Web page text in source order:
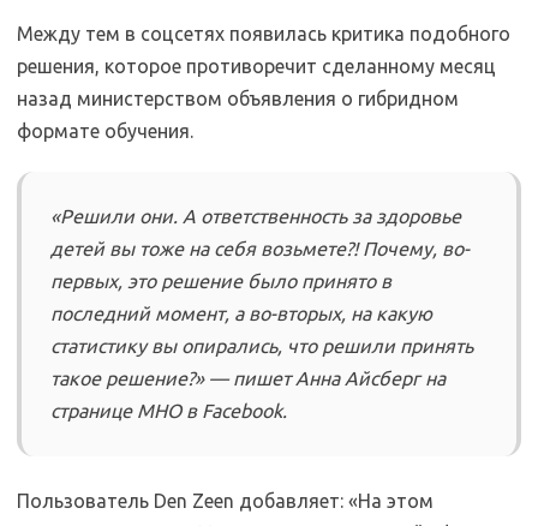
Между тем в соцсетях появилась критика подобного
решения, которое противоречит сделанному месяц
назад министерством объявления о гибридном
формате обучения.
«Решили они. А ответственность за здоровье
детей вы тоже на себя возьмете?! Почему, во-
первых, это решение было принято в
последний момент, а во-вторых, на какую
статистику вы опирались, что решили принять
такое решение?» — пишет Анна Айсберг на
странице МНО в Facebook.
Пользователь Den Zeen добавляет: «На этом